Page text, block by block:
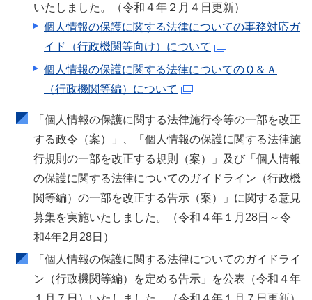
いたしました。（令和４年２月４日更新）
個人情報の保護に関する法律についての事務対応ガ
イド（行政機関等向け）について
個人情報の保護に関する法律についてのＱ＆Ａ
（行政機関等編）について
「個人情報の保護に関する法律施行令等の一部を改正
する政令（案）」、「個人情報の保護に関する法律施
行規則の一部を改正する規則（案）」及び「個人情報
の保護に関する法律についてのガイドライン（行政機
関等編）の一部を改正する告示（案）」に関する意見
募集を実施いたしました。（令和４年１月28日～令
和4年2月28日）
「個人情報の保護に関する法律についてのガイドライ
ン（行政機関等編）を定める告示」を公表（令和４年